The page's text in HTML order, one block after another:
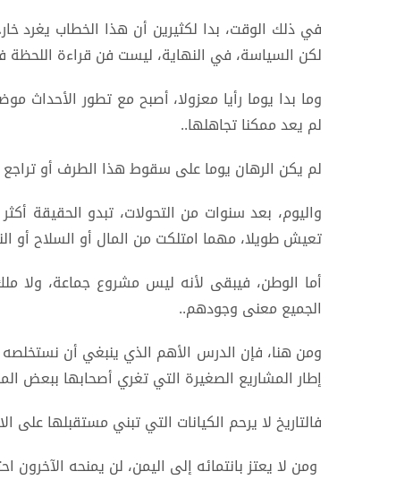
في ذلك الوقت، بدا لكثيرين أن هذا الخطاب يغرد
لكن السياسة، في النهاية، ليست فن قراءة اللحظة
وما بدا يوما رأيا معزولا، أصبح مع تطور
لم يعد ممكنا تجاهلها..
لم يكن الرهان يوما على سقوط هذا الطرف أو تراجع
واليوم، بعد سنوات من التحولات، تبدو الحقيقة
تعيش طويلا، مهما امتلكت من المال أو السلاح أو
أما الوطن، فيبقى لأنه ليس مشروع جماعة، ولا
الجميع معنى وجودهم..
ومن هنا، فإن الدرس الأهم الذي ينبغي أن
إطار المشاريع الصغيرة التي تغري أصحابها ببعض
فالتاريخ لا يرحم الكيانات التي تبني مستقبلها على
ومن لا يعتز بانتمائه إلى اليمن، لن يمنحه الآخرون